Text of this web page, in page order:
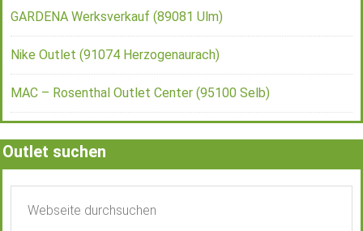
GARDENA Werksverkauf (89081 Ulm)
Nike Outlet (91074 Herzogenaurach)
MAC – Rosenthal Outlet Center (95100 Selb)
Outlet suchen